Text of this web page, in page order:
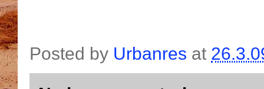
Posted by Urbanres at